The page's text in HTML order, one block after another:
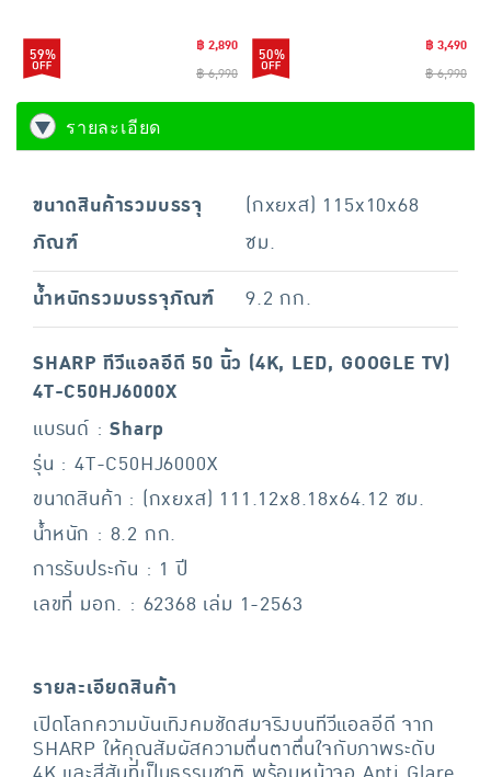
59%
฿ 2,890
฿ 6,990
50%
฿ 3,490
฿ 6,990
รายละเอียด
ขนาดสินค้ารวมบรรจุ
ภัณฑ์
(กxยxส) 115x10x68
ซม.
น้ำหนักรวมบรรจุภัณฑ์
9.2 กก.
SHARP ทีวีแอลอีดี 50 นิ้ว (4K, LED, GOOGLE TV)
4T-C50HJ6000X
แบรนด์ :Sharp
รุ่น : 4T-C50HJ6000X
ขนาดสินค้า : (กxยxส) 111.12x8.18x64.12 ซม.
น้ำหนัก : 8.2 กก.
การรับประกัน : 1 ปี
เลขที่ มอก. : 62368 เล่ม 1-2563
รายละเอียดสินค้า
เปิดโลกความบันเทิงคมชัดสมจริงบนทีวีแอลอีดี จาก
SHARP ให้คุณสัมผัสความตื่นตาตื่นใจกับภาพระดับ